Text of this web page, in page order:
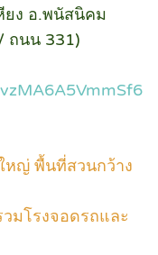
ยง อ.พนัสนิคม
ถนน 331)
หญ่ พื้นที่สวนกว้าง
มโรงจอดรถและ